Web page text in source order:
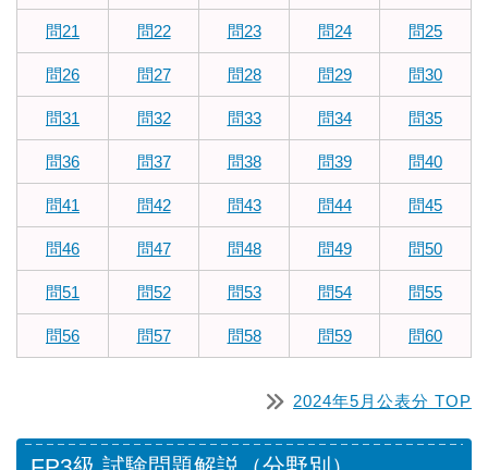
問21 問22 問23 問24 問25
問26 問27 問28 問29 問30
問31 問32 問33 問34 問35
問36 問37 問38 問39 問40
問41 問42 問43 問44 問45
問46 問47 問48 問49 問50
問51 問52 問53 問54 問55
問56 問57 問58 問59 問60
2024年5月公表分 TOP